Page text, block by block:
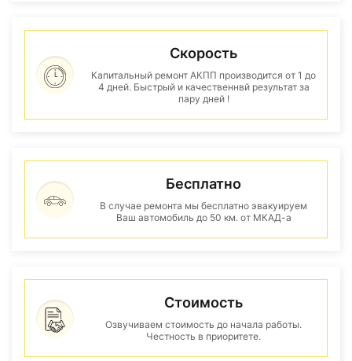
Скорость
Капитальный ремонт АКПП производится от 1 до
4 дней. Быстрый и качественнвй результат за
пару дней !
Бесплатно
В случае ремонта мы бесплатно эвакуируем
Ваш автомобиль до 50 км. от МКАД-а
Стоимость
Озвучиваем стоимость до начала работы.
Честность в приоритете.